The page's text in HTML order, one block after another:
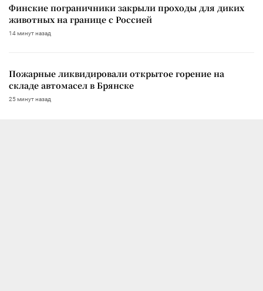
Финские пограничники закрыли проходы для диких
животных на границе с Россией
14 минут назад
Пожарные ликвидировали открытое горение на
складе автомасел в Брянске
25 минут назад